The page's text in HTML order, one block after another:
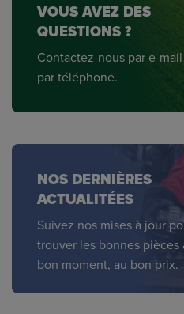
VOUS AVEZ DES
QUESTIONS ?
Contactez-nous par e-
par téléphone.
NOS DERNIÈRES
ACTUALITÉES
Suivez nos mises à jour
trouver les bonnes pièces
bon moment, au bon prix.